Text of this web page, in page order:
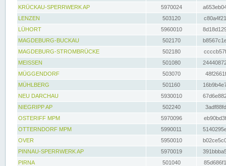
KRÜCKAU-SPERRWERK AP
5970024
LENZEN
503120
LÜHORT
5960010
MAGDEBURG-BUCKAU
502170
MAGDEBURG-STROMBRÜCKE
502180
MEISSEN
501080
MÜGGENDORF
503070
MÜHLBERG
501160
NEU DARCHAU
5930010
NIEGRIPP AP
502240
OSTERIFF MPM
5970096
OTTERNDORF MPM
5990011
OVER
5950010
PINNAU-SPERRWERK AP
5970019
PIRNA
501040